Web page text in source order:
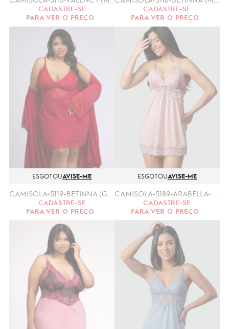
CADASTRE-SE
PARA VER O PREÇO
CADASTRE-SE
PARA VER O PREÇO
ESGOTOUAVISE-ME
CADASTRE-SE
PARA VER O PREÇO
ESGOTOUAVISE-ME
CADASTRE-SE
PARA VER O PREÇO